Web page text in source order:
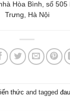
Hòa Bình, số 505
Trưng, Hà Nội
thức and tagged